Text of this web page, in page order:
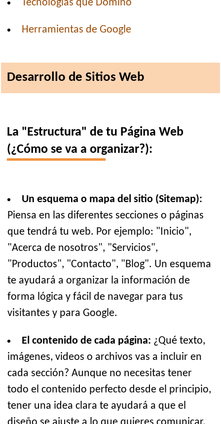
Tecnologías que Domino
Herramientas de Google
Desarrollo de Sitios Web
La "Estructura" de tu Página Web
(¿Cómo se va a organizar?):
Un esquema o mapa del sitio (Sitemap):
Piensa en las diferentes secciones o páginas
que tendrá tu web. Por ejemplo: "Inicio",
"Acerca de nosotros", "Servicios",
"Productos", "Contacto", "Blog". Un esquema
te ayudará a organizar la información de
forma lógica y fácil de navegar para tus
visitantes y para Google.
El contenido de cada página: ¿Qué texto,
imágenes, videos o archivos vas a incluir en
cada sección? Aunque no necesitas tener
todo el contenido perfecto desde el principio,
tener una idea clara te ayudará a que el